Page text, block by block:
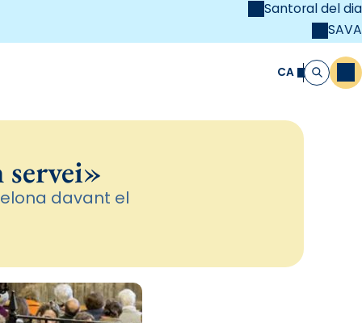
Santoral del dia
SAVA
Cristiana CA Cerca
servei»
davant el